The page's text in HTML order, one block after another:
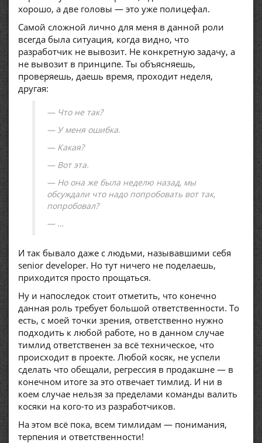
хорошо, а две головы — это уже полицефал.
Самой сложной лично для меня в данной роли
всегда была ситуация, когда видно, что
разработчик не вывозит. Не конкретную задачу, а
не вывозит в принципе. Ты объясняешь,
проверяешь, даешь время, проходит неделя,
другая:
— Что не так?
— У меня ошибка.
— Какая?
— Вот эта.
— Но она же была неделю назад, мы
обсуждали что надо попробовать вот так,
попробовал?
— …
И так бывало даже с людьми, называвшими себя
senior developer. Но тут ничего не поделаешь,
приходится просто прощаться.
Ну и напоследок стоит отметить, что конечно
данная роль требует большой ответственности. То
есть, с моей точки зрения, ответственно нужно
подходить к любой работе, но в данном случае
тимлид ответственен за всё техническое, что
происходит в проекте. Любой косяк, не успели
сделать что обещали, регрессия в продакшне — в
конечном итоге за это отвечает тимлид. И ни в
коем случае нельзя за пределами команды валить
косяки на кого-то из разработчиков.
На этом всё пока, всем тимлидам — понимания,
терпения и ответственности!